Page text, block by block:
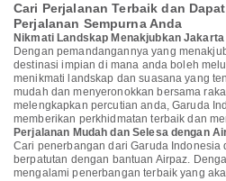
Cari Perjalanan Terbaik dan
Perjalanan Sempurna Anda
Nikmati Landskap Menakjubkan Jakarta
Dengan pemandangannya yang
destinasi impian di mana anda boleh
menikmati landskap dan suasana yang
mudah dan menyeronokkan bersama
melengkapkan percutian anda, Garuda
memberikan perkhidmatan terbaik dan
Perjalanan Mudah dan Selesa dengan
Cari penerbangan dari Garuda Indonesia
berpatutan dengan bantuan Airpaz.
mengalami penerbangan terbaik yang